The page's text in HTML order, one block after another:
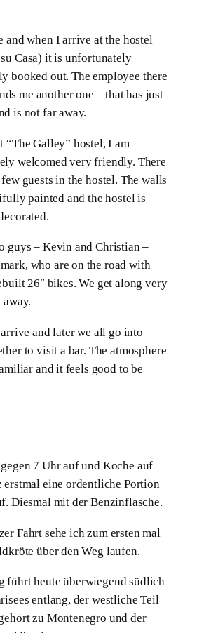
and when I arrive at the hostel
Casa) it is unfortunately
booked out. The employee there
me another one – that has just
is not far away.
“The Galley” hostel, I am
welcomed very friendly. There
guests in the hostel. The walls
painted and the hostel is
guys – Kevin and Christian –
who are on the road with
26″ bikes. We get along very
and later we all go into
to visit a bar. The atmosphere
and it feels good to be
7 Uhr auf und Koche auf
erstmal eine ordentliche Portion
Diesmal mit der Benzinflasche.
Fahrt sehe ich zum ersten mal
über den Weg laufen.
führt heute überwiegend südlich
entlang, der westliche Teil
zu Montenegro und der